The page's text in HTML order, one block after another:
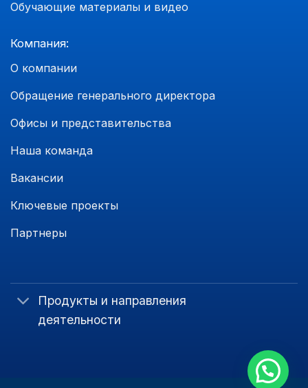
Обучающие материалы и видео
Компания:
О компании
Обращение генерального директора
Офисы и представительства
Наша команда
Вакансии
Ключевые проекты
Партнеры
Продукты и направления
деятельности